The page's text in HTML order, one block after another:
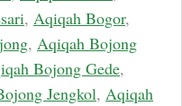
, Aqiqah Bogor,
, Aqiqah Bojong
Bojong Gede,
Jengkol, Aqiqah